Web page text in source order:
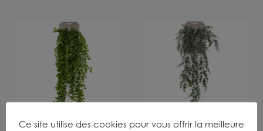
Ce site utilise des cookies pour vous offrir la meilleure